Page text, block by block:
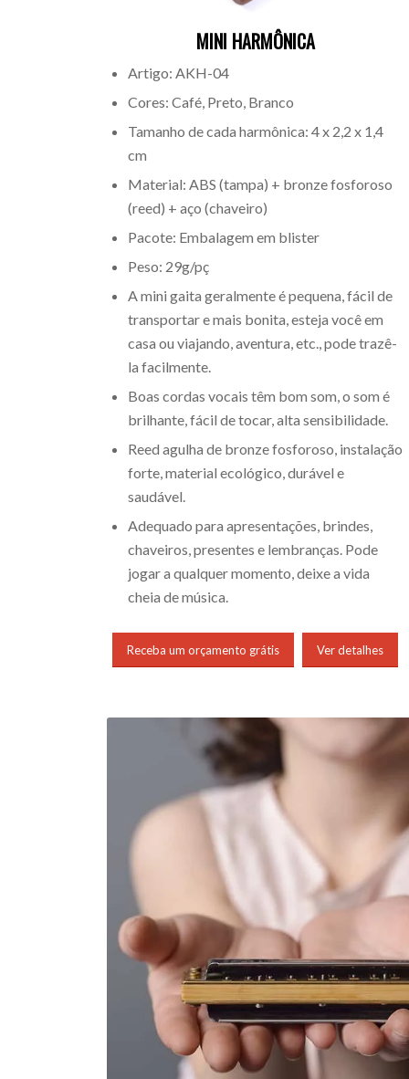
MINI HARMÔNICA
Artigo: AKH-04
Cores: Café, Preto, Branco
Tamanho de cada harmônica: 4 x 2,2 x 1,4
cm
Material: ABS (tampa) + bronze fosforoso
(reed) + aço (chaveiro)
Pacote: Embalagem em blister
Peso: 29g/pç
A mini gaita geralmente é pequena, fácil de
transportar e mais bonita, esteja você em
casa ou viajando, aventura, etc., pode trazê-
la facilmente.
Boas cordas vocais têm bom som, o som é
brilhante, fácil de tocar, alta sensibilidade.
Reed agulha de bronze fosforoso, instalação
forte, material ecológico, durável e
saudável.
Adequado para apresentações, brindes,
chaveiros, presentes e lembranças. Pode
jogar a qualquer momento, deixe a vida
cheia de música.
Receba um orçamento grátis Ver detalhes